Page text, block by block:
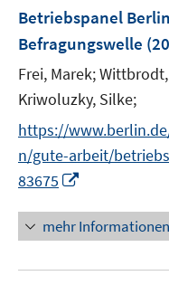
Betriebspanel
Befragungswelle
Frei, Marek;
Kriwoluzky, Silke;
https://
n/gute-arbeit/
83675
n
e
u
mehr Informationen